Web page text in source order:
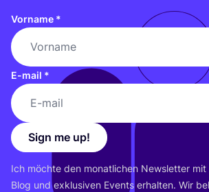
Vorname *
E-mail *
Sign me up!
Ich möch­te den monat­li­chen News­let­ter
Blog und exklu­si­ven Events erhal­ten. Wir